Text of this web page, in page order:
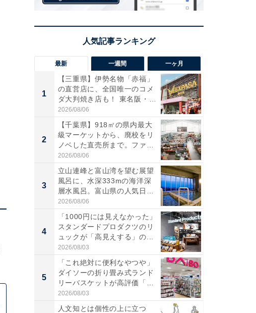
最新 一週間 一ヶ月
1
【三重県】伊勢名物「赤福」
の直営店に、全国唯一のコメ
ダ大判焼き店も！ 東名阪・
伊...
2026/08/06
2
【千葉県】918㎡の県内最大
級マーケットから、廃校をリ
ノベした直売所まで。ファ
ー...
2026/08/06
3
立山連峰と富山湾を望む展望
風呂に、水深333mの海洋深
層水風呂。富山県の人気日
帰...
2026/08/06
4
「1000円には見えなかった」
スタンダードプロダクツのリ
ュックが「高見えする」の...
2026/08/03
5
「これ絶対に便利なやつや」
ダイソーの折り畳み式ランド
リーバスケットが高評価「使
わ...
2026/08/03
人文知とは個性の上に立つ